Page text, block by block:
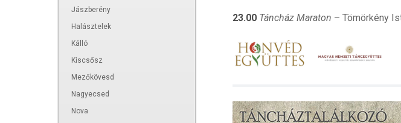
Jászberény
Halásztelek
Kálló
Kiscsősz
Mezőkövesd
Nagyecsed
Nova
23.00 Táncház Maraton – Tömörkény